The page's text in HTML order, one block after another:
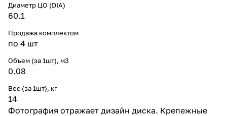
Диаметр ЦО (DIA)
60.1
Продажа комплектом
по 4 шт
Объем (за 1шт), м3
0.08
Вес (за 1шт), кг
14
Фотография отражает дизайн диска. Крепежные